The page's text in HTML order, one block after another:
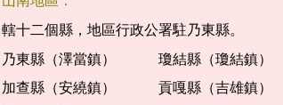
轄十二個縣，地區行政公署駐乃東縣。
乃東縣（澤當鎮） 瓊結縣（瓊結鎮
加查縣（安繞鎮） 貢嘎縣（吉雄鎮